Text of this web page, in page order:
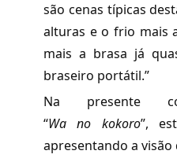
são cenas típicas
alturas e o frio mais
mais a brasa já
braseiro portátil.”
Na presente
“Wa no kokoro”,
apresentando a visão